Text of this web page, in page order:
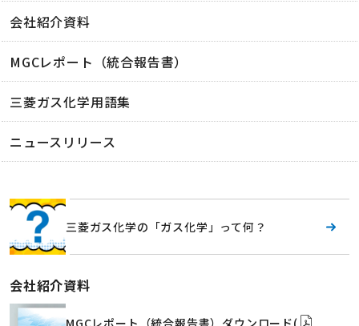
会社紹介資料
MGCレポート（統合報告書）
三菱ガス化学用語集
ニュースリリース
三菱ガス化学の「ガス化学」って何？
会社紹介資料